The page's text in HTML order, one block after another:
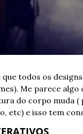
que todos os
Me parece
do corpo muda (
etc) e isso tem